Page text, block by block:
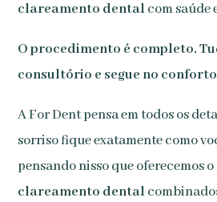
clareamento dentalcom saúde
O procedimento é completo.
consultório e segue no
A For Dent pensa em todos os
sorriso fique exatamente como
pensando nisso que oferecemos
clareamento dental